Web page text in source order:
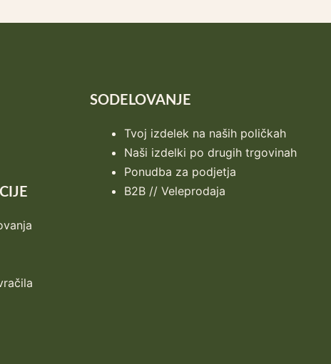
SODELOVANJE
Tvoj izdelek na naših poličkah
Naši izdelki po drugih trgovinah
Ponudba za podjetja
B2B // Veleprodaja